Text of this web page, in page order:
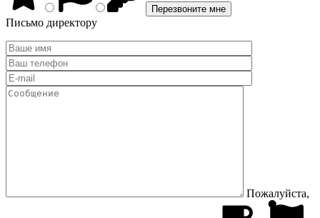
Письмо директору
Пожалуйста,